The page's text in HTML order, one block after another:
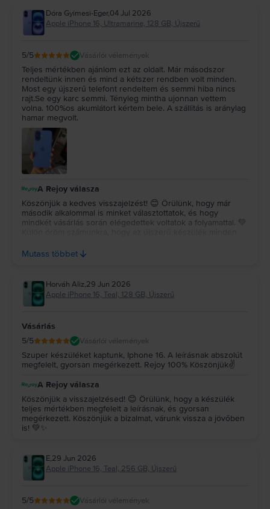
Dóra Gyimesi-Eger,04 Jul 2026
Apple iPhone 16, Ultramarine, 128 GB, Újszerű
5/5 Vásárlói vélemények
Teljes mértékben ajánlom ezt az oldalt. Már másodszor
rendeltünk innen és mind a kétszer rendben volt minden.
Most egy újszerű telefont rendeltem és semmi hiba nincs
rajt.Se egy karc semmi. Tényleg mintha ujonnan vettem
volna. 100%os akumlátort kértem bele. A szállitás is aránylag
hamar megvolt.
A Rejoy válasza
Köszönjük a kedves visszajelzést! 😊 Örülünk, hogy már
második alkalommal is minket választottatok, és hogy
mindkét vásárlás során elégedettek voltatok a folyamattal. 💚
valamint az akkumulátor is megfelelt az elvárásoknak.
Mutass többet
Horváh Aliz,29 Jun 2026
Apple iPhone 16, Teal, 128 GB, Újszerű
Vásárlás
5/5 Vásárlói vélemények
Szuper készüléket kaptunk, Iphone 16. A leírásnak abszolút
megfelelt, gyorsan megérkezett. Rejoy 100% Köszönjük✌️
A Rejoy válasza
Köszönjük a visszajelzésed! 😊 Örülünk, hogy a készülék
teljes mértékben megfelelt a leírásnak, és gyorsan
megérkezett. Köszönjük a bizalmat, várunk vissza a jövőben
is! 💚✨
E,29 Jun 2026
Apple iPhone 16, Teal, 256 GB, Újszerű
5/5 Vásárlói vélemények